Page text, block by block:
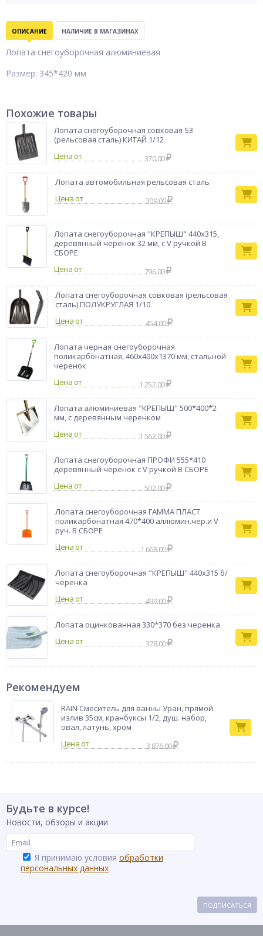
ОПИСАНИЕ НАЛИЧИЕ В МАГАЗИНАХ
Лопата снегоуборочная алюминиевая
Размер: 345*420 мм
долговечность лопаты.
Похожие товары
Лопата снегоуборочная совковая S3
(рельсовая сталь) КИТАЙ 1/12
Цена от
370.00
Лопата автомобильная рельсовая сталь
Цена от
309.00
Лопата снегоуборочная "КРЕПЫШ" 440х315,
деревянный черенок 32 мм, с V ручкой В
СБОРЕ
Цена от
796.00
Лопата снегоуборочная совковая (рельсовая
сталь) ПОЛУКРУГЛАЯ 1/10
Цена от
454.00
Лопата черная снегоуборочная
поликарбонатная, 460х400х1370 мм, стальной
черенок
Цена от
1 252.00
Лопата алюминиевая "КРЕПЫШ" 500*400*2
мм, с деревянным черенком
Цена от
1 562.00
Лопата снегоуборочная ПРОФИ 555*410
деревянный черенок с V ручкой В СБОРЕ
Цена от
502.00
Лопата снегоуборочная ГАММА ПЛАСТ
поликарбонатная 470*400 аллюмин.чер.и V
руч. В СБОРЕ
Цена от
1 668.00
Лопата снегоуборочная "КРЕПЫШ" 440х315 б/
черенка
Цена от
499.00
Лопата оцинкованная 330*370 без черенка
Цена от
378.00
Рекомендуем
RAIN Смеситель для ванны Уран, прямой
излив 35см, кранбуксы 1/2, душ. набор,
овал, латунь, хром
3 876.00
Будьте в курсе!
Новости, обзоры и акции
Я принимаю условия обработки
персональных данных
ПОДПИСАТЬСЯ